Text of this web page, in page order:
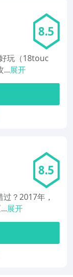
8.5
玩（18touc
...展开
8.5
？2017年，
展开